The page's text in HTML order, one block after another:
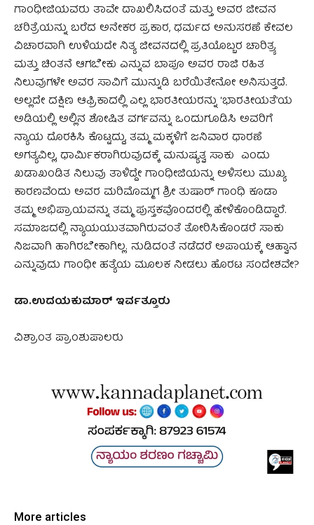
ಗಾಂಧೀಜಿಯವರು ತಾವೇ ದಾಖಲಿಸಿದಂತೆ ಮತ್ತು ಅವರ ಜೀವನ
ಚರಿತ್ರೆಯನ್ನು ಬರೆದ ಅನೇಕರ ಪ್ರಕಾರ, ಧರ್ಮದ ಅನುಸರಣೆ ಕೇವಲ
ವಿಚಾರವಾಗಿ ಉಳಿಯದೇ ನಿತ್ಯ ಜೀವನದಲ್ಲಿ ಪ್ರತಿಯೊಬ್ಬರ ಚಾರಿತ್ರ್ಯ
ಮತ್ತು ಚಿಂತನೆ ಆಗಬೇಕು ಎನ್ನುವ ಬಾಪೂ ಅವರ ರಾಜಿ ರಹಿತ
ನಿಲುವುಗಳೇ ಅವರ ಸಾವಿಗೆ ಮುನ್ನುಡಿ ಬರೆಯಿತೇನೋ ಅನಿಸುತ್ತದೆ.
ಅಲ್ಲದೇ ದಕ್ಷಿಣ ಆಫ್ರಿಕಾದಲ್ಲಿ ಎಲ್ಲ ಭಾರತೀಯರನ್ನು ‘ಭಾರತೀಯತೆ’ಯ
ಅಡಿಯಲ್ಲಿ ಅಲ್ಲಿನ ಶೋಷಿತ ವರ್ಗವನ್ನು ಒಂದುಗೂಡಿಸಿ ಅವರಿಗೆ
ನ್ಯಾಯ ದೊರಕಿಸಿ ಕೊಟ್ಟದ್ದು, ತಮ್ಮ ಮಕ್ಕಳಿಗೆ ಜನಿವಾರ ಧಾರಣೆ
ಅಗತ್ಯವಿಲ್ಲ, ಧಾರ್ಮಿಕರಾಗಿರುವುದಕ್ಕೆ ಮನುಷ್ಯತ್ವ ಸಾಕು ಎಂದು
ಖಡಾಖಂಡಿತ ನಿಲುವು ತಾಳಿದ್ದೇ ಗಾಂಧೀಜಿಯನ್ನು ಅಳಿಸಲು ಮುಖ್ಯ
ಕಾರಣವೆಂದು ಅವರ ಮರಿಮೊಮ್ಮಗ ಶ್ರೀ ತುಷಾರ್ ಗಾಂಧಿ ಕೂಡಾ
ತಮ್ಮ ಅಭಿಪ್ರಾಯವನ್ನು ತಮ್ಮ ಪುಸ್ತಕವೊಂದರಲ್ಲಿ ಹೇಳಿಕೊಂಡಿದ್ದಾರೆ.
ಸಮಾಜದಲ್ಲಿ ನ್ಯಾಯಯುತವಾಗಿರುವಂತೆ ತೋರಿಸಿಕೊಂಡರೆ ಸಾಕು
ನಿಜವಾಗಿ ಹಾಗಿರಬೇಕಾಗಿಲ್ಲ. ನುಡಿದಂತೆ ನಡೆದರೆ ಅಪಾಯಕ್ಕೆ ಆಹ್ವಾನ
ಎನ್ನುವುದು ಗಾಂಧೀ ಹತ್ಯೆಯ ಮೂಲಕ ನೀಡಲು ಹೊರಟ ಸಂದೇಶವೇ?
ಡಾ.ಉದಯಕುಮಾರ್‌ ಇರ್ವತ್ತೂರು
ವಿಶ್ರಾಂತ ಪ್ರಾಂಶುಪಾಲರು
More articles